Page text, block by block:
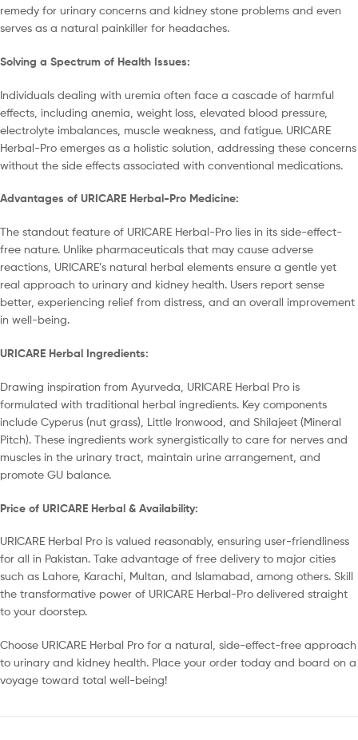
remedy for urinary concerns and kidney stone problems and even
serves as a natural painkiller for headaches.
Solving a Spectrum of Health Issues:
Individuals dealing with uremia often face a cascade of harmful
effects, including anemia, weight loss, elevated blood pressure,
electrolyte imbalances, muscle weakness, and fatigue. URICARE
Herbal-Pro emerges as a holistic solution, addressing these concerns
without the side effects associated with conventional medications.
Advantages of URICARE Herbal-Pro Medicine:
The standout feature of URICARE Herbal-Pro lies in its side-effect-
free nature. Unlike pharmaceuticals that may cause adverse
reactions, URICARE’s natural herbal elements ensure a gentle yet
real approach to urinary and kidney health. Users report sense
better, experiencing relief from distress, and an overall improvement
in well-being.
URICARE Herbal Ingredients:
Drawing inspiration from Ayurveda, URICARE Herbal Pro is
formulated with traditional herbal ingredients. Key components
include Cyperus (nut grass), Little Ironwood, and Shilajeet (Mineral
Pitch). These ingredients work synergistically to care for nerves and
muscles in the urinary tract, maintain urine arrangement, and
promote GU balance.
Price of URICARE Herbal & Availability:
URICARE Herbal Pro is valued reasonably, ensuring user-friendliness
for all in Pakistan. Take advantage of free delivery to major cities
such as Lahore, Karachi, Multan, and Islamabad, among others. Skill
the transformative power of URICARE Herbal-Pro delivered straight
to your doorstep.
Choose URICARE Herbal Pro for a natural, side-effect-free approach
to urinary and kidney health. Place your order today and board on a
voyage toward total well-being!